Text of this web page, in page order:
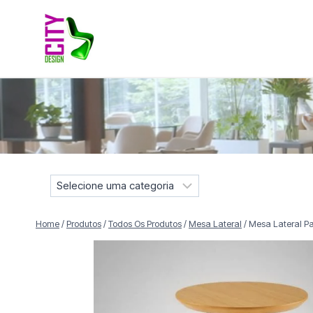
Conteúdo
Móveis selecionados para compor projetos residenciais
e
e
Home / Produtos / Todos Os Produtos / Mesa Lateral / Mesa Lateral